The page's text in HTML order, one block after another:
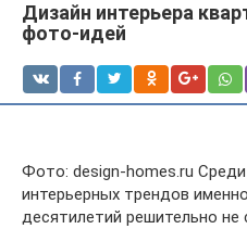
Дизайн интерьера
фото-идей
Фото: design-homes.ru
интерьерных трендов
десятилетий решительно не